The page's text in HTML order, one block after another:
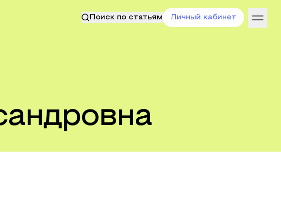
Поиск по статьям Личный кабинет